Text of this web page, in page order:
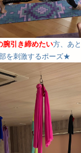
腕引き締めたい方、あ
を刺激するポーズ★